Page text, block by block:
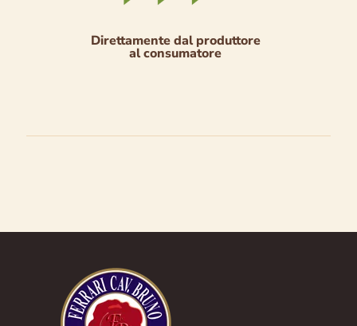
Direttamente dal produttore
al consumatore